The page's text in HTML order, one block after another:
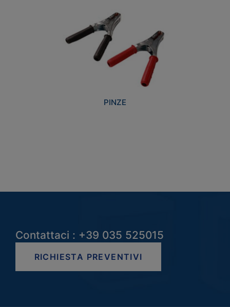
PINZE
Contattaci : +39 035 525015
RICHIESTA PREVENTIVI